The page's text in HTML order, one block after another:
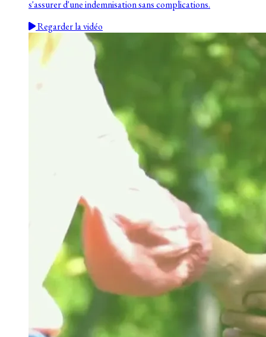
s'assurer d'une indemnisation sans complications.
Regarder la vidéo